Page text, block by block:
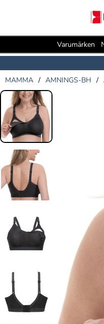
Varumärken
MAMMA / AMNINGS-BH /